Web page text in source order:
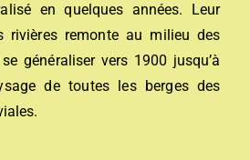
en quelques années. Leur
rivières remonte au milieu des
généraliser vers 1900 jusqu’à
de toutes les berges des